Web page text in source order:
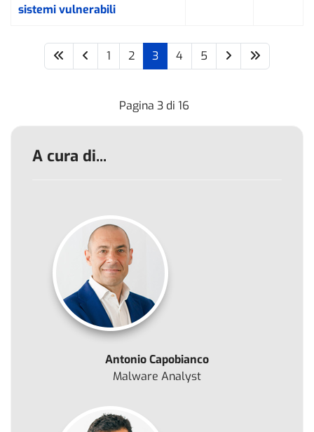
sistemi vulnerabili
Pagina 3 di 16
1 2 3 4 5
A cura di...
Antonio Capobianco
Malware Analyst